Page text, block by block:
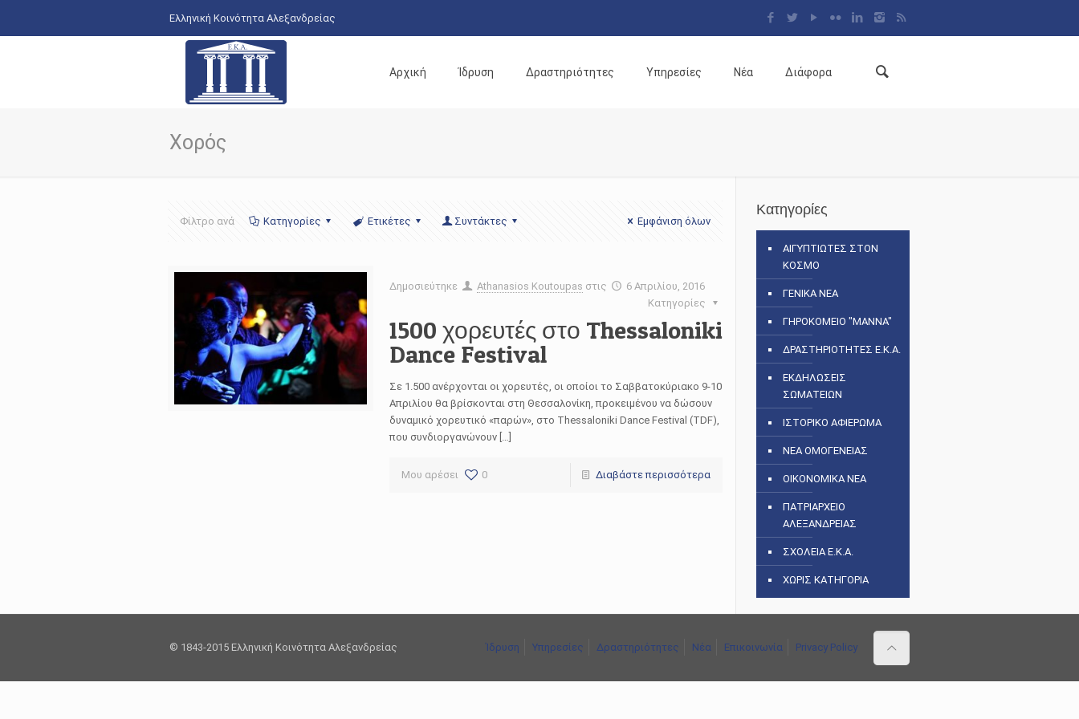
Ελληνική Κοινότητα Αλεξανδρείας
Αρχική Ίδρυση Δραστηριότητες Υπηρεσίες Νέα Διάφορα
Χορός
Φίλτρο ανά Κατηγορίες Ετικέτες Συντάκτες Εμφάνιση όλων
Δημοσιεύτηκε Athanasios Koutoupas στις
6 Απριλίου, 2016
Κατηγορίες
1500 χορευτές στο Thessaloniki
Dance Festival
Σε 1.500 ανέρχονται οι χορευτές, οι οποίοι το Σαββατοκύριακο 9-10
Απριλίου θα βρίσκονται στη Θεσσαλονίκη, προκειμένου να δώσουν
δυναμικό χορευτικό «παρών», στο Thessaloniki Dance Festival (TDF),
που συνδιοργανώνουν […]
Μου αρέσει 0 Διαβάστε περισσότερα
Κατηγορίες
ΑΙΓΥΠΤΙΩΤΕΣ ΣΤΟΝ
ΚΟΣΜΟ
ΓΕΝΙΚΑ ΝΕΑ
ΓΗΡΟΚΟΜΕΙΟ "ΜΑΝΝΑ"
ΔΡΑΣΤΗΡΙΟΤΗΤΕΣ Ε.Κ.Α.
ΕΚΔΗΛΩΣΕΙΣ
ΣΩΜΑΤΕΙΩΝ
ΙΣΤΟΡΙΚΟ ΑΦΙΕΡΩΜΑ
ΝΕΑ ΟΜΟΓΕΝΕΙΑΣ
ΟΙΚΟΝΟΜΙΚΑ ΝΕΑ
ΠΑΤΡΙΑΡΧΕΙΟ
ΑΛΕΞΑΝΔΡΕΙΑΣ
ΣΧΟΛΕΙΑ Ε.Κ.Α.
ΧΩΡΙΣ ΚΑΤΗΓΟΡΙΑ
© 1843-2015 Ελληνική Κοινότητα Αλεξανδρείας Ίδρυση Υπηρεσίες Δραστηριότητες Νέα Επικοινωνία Privacy Policy